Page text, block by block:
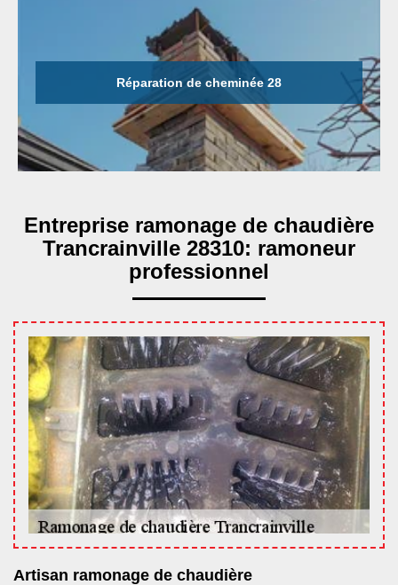
Réparation de cheminée 28
Entreprise ramonage de chaudière
Trancrainville 28310: ramoneur
professionnel
Artisan ramonage de chaudière